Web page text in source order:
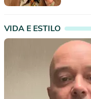
VIDA E ESTILO